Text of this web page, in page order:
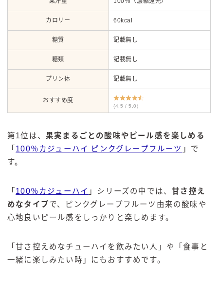
カロリー 60kcal
糖質 記載無し
糖類 記載無し
プリン体 記載無し
おすすめ度
(4.5 / 5.0)
第1位は、 果実まるごとの酸味やピール感を楽しめる
「 100％カジューハイ ピンクグレープフルーツ 」で
す。
「 100％カジューハイ 」シリーズの中では、甘さ控え
めなタイプで、ピンクグレープフルーツ由来の酸味や
心地良いピール感をしっかりと楽しめます。
「甘さ控えめなチューハイを飲みたい人」や「食事と
一緒に楽しみたい時」にもおすすめです。